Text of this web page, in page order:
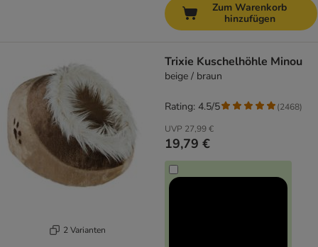
Zum Warenkorb
hinzufügen
2 Varianten
Trixie Kuschelhöhle Minou
beige / braun
UVP 27,99 €
19,79 €
Rating: 4.5/5 (2468)